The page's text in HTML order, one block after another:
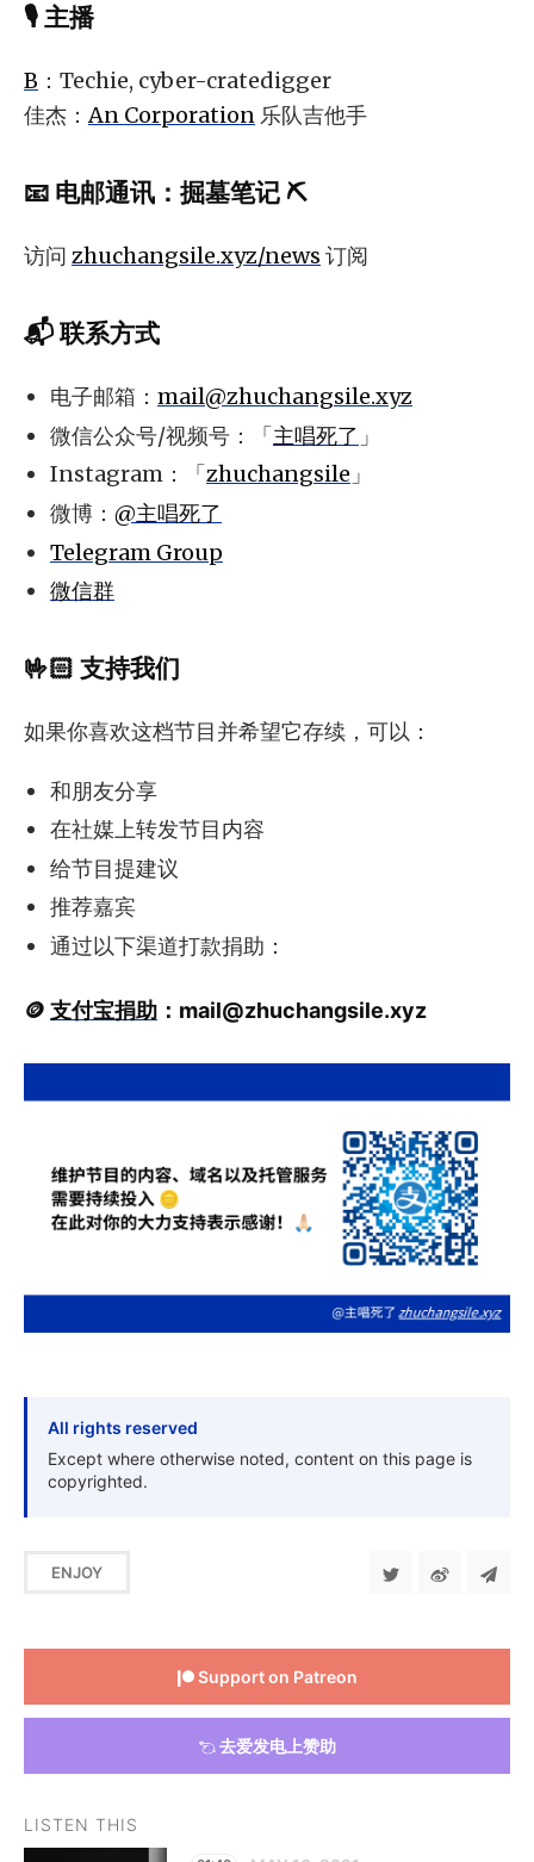
🎙 主播
B ：Techie, cyber-cratedigger
佳杰：An Corporation 乐队吉他手
📧 电邮通讯 ： 掘墓笔记 ⛏️
访问 zhuchangsile.xyz/news 订阅
📬 联系方式
电子邮箱： mail@zhuchangsile.xyz
微信公众号/视频号：「主唱死了 」
Instagram：「zhuchangsile 」
微博： @主唱死了
Telegram Group
微信群
🤟🏻 支持我们
如果你喜欢这档节目并希望它存续，可以：
和朋友分享
在社媒上转发节目内容
给节目提建议
推荐嘉宾
通过以下渠道打款捐助：
🪙 支付宝捐助 ： mail@zhuchangsile.xyz
All rights reserved
Except where otherwise noted, content on this page is
copyrighted.
ENJOY
Support on Patreon
去爱发电上赞助
LISTEN THIS